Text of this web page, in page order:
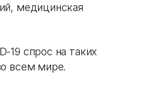
медицинская
19 спрос на таких
всем мире.